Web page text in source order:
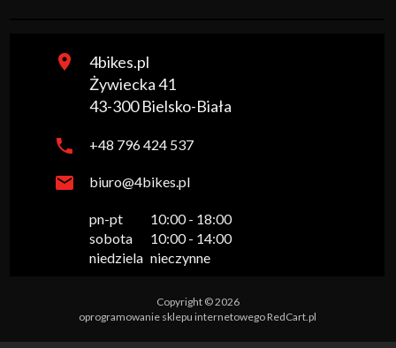
4bikes.pl
Żywiecka 41
43-300 Bielsko-Biała
+48 796 424 537
biuro@4bikes.pl
pn-pt
sobota
niedziela
10:00 - 18:00
10:00 - 14:00
nieczynne
Copyright © 2026
oprogramowanie sklepu internetowegoRedCart.pl